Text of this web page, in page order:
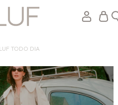
Meu
TODO DIA